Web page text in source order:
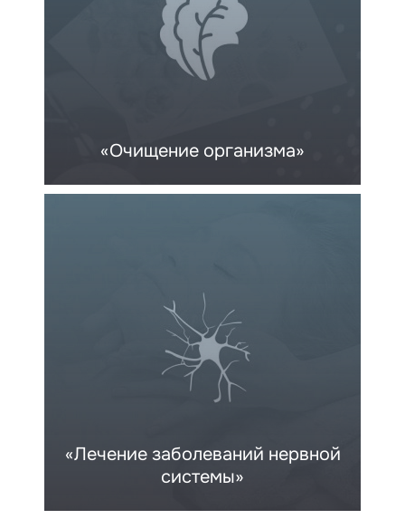
«Очищение организма»
«Лечение заболеваний нервной
системы»